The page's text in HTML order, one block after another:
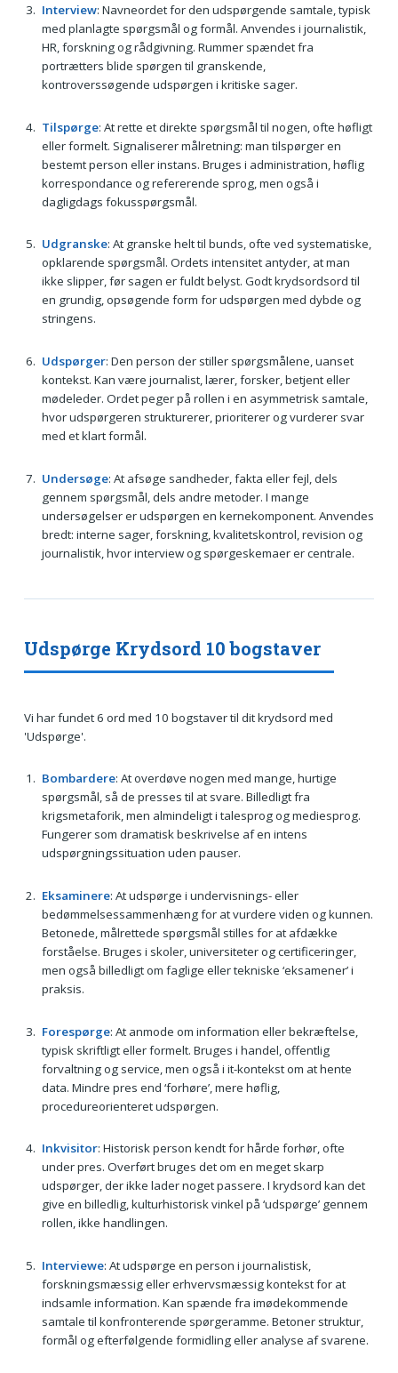
Interview: Navneordet for den udspørgende samtale, typisk
med planlagte spørgsmål og formål. Anvendes i journalistik,
HR, forskning og rådgivning. Rummer spændet fra
portrætters blide spørgen til granskende,
kontroverssøgende udspørgen i kritiske sager.
Tilspørge: At rette et direkte spørgsmål til nogen, ofte høfligt
eller formelt. Signaliserer målretning: man tilspørger en
bestemt person eller instans. Bruges i administration, høflig
korrespondance og refererende sprog, men også i
dagligdags fokusspørgsmål.
Udgranske: At granske helt til bunds, ofte ved systematiske,
opklarende spørgsmål. Ordets intensitet antyder, at man
ikke slipper, før sagen er fuldt belyst. Godt krydsordsord til
en grundig, opsøgende form for udspørgen med dybde og
stringens.
Udspørger: Den person der stiller spørgsmålene, uanset
kontekst. Kan være journalist, lærer, forsker, betjent eller
mødeleder. Ordet peger på rollen i en asymmetrisk samtale,
hvor udspørgeren strukturerer, prioriterer og vurderer svar
med et klart formål.
Undersøge: At afsøge sandheder, fakta eller fejl, dels
gennem spørgsmål, dels andre metoder. I mange
undersøgelser er udspørgen en kernekomponent. Anvendes
bredt: interne sager, forskning, kvalitetskontrol, revision og
journalistik, hvor interview og spørgeskemaer er centrale.
Udspørge Krydsord 10 bogstaver
Vi har fundet 6 ord med 10 bogstaver til dit krydsord med
'Udspørge'.
Bombardere: At overdøve nogen med mange, hurtige
spørgsmål, så de presses til at svare. Billedligt fra
krigsmetaforik, men almindeligt i talesprog og mediesprog.
Fungerer som dramatisk beskrivelse af en intens
udspørgningssituation uden pauser.
Eksaminere: At udspørge i undervisnings- eller
bedømmelsessammenhæng for at vurdere viden og kunnen.
Betonede, målrettede spørgsmål stilles for at afdække
forståelse. Bruges i skoler, universiteter og certificeringer,
men også billedligt om faglige eller tekniske ‘eksamener’ i
praksis.
Forespørge: At anmode om information eller bekræftelse,
typisk skriftligt eller formelt. Bruges i handel, offentlig
forvaltning og service, men også i it-kontekst om at hente
data. Mindre pres end ‘forhøre’, mere høflig,
procedureorienteret udspørgen.
Inkvisitor: Historisk person kendt for hårde forhør, ofte
under pres. Overført bruges det om en meget skarp
udspørger, der ikke lader noget passere. I krydsord kan det
give en billedlig, kulturhistorisk vinkel på ‘udspørge’ gennem
rollen, ikke handlingen.
Interviewe: At udspørge en person i journalistisk,
forskningsmæssig eller erhvervsmæssig kontekst for at
indsamle information. Kan spænde fra imødekommende
samtale til konfronterende spørgeramme. Betoner struktur,
formål og efterfølgende formidling eller analyse af svarene.